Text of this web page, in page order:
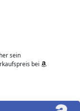
sein
bei